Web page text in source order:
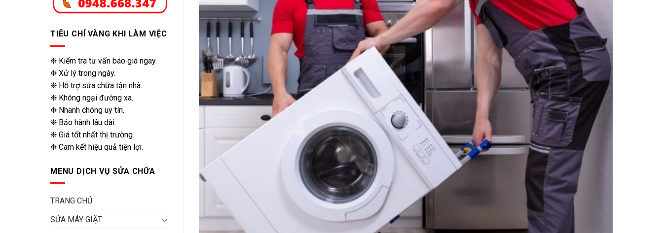
TIÊU CHÍ VÀNG KHI LÀM VIỆC
❉ Kiểm tra tư vấn báo giá ngay.
❉ Xử lý trong ngày.
❉ Hỗ trợ sửa chữa tận nhà.
❉ Không ngại đường xa.
❉ Nhanh chóng uy tín.
❉ Bảo hành lâu dài.
❉ Giá tốt nhất thị trường.
❉ Cam kết hiệu quả tiện lợi.
MENU DỊCH VỤ SỬA CHỮA
TRANG CHỦ
SỬA MÁY GIẶT